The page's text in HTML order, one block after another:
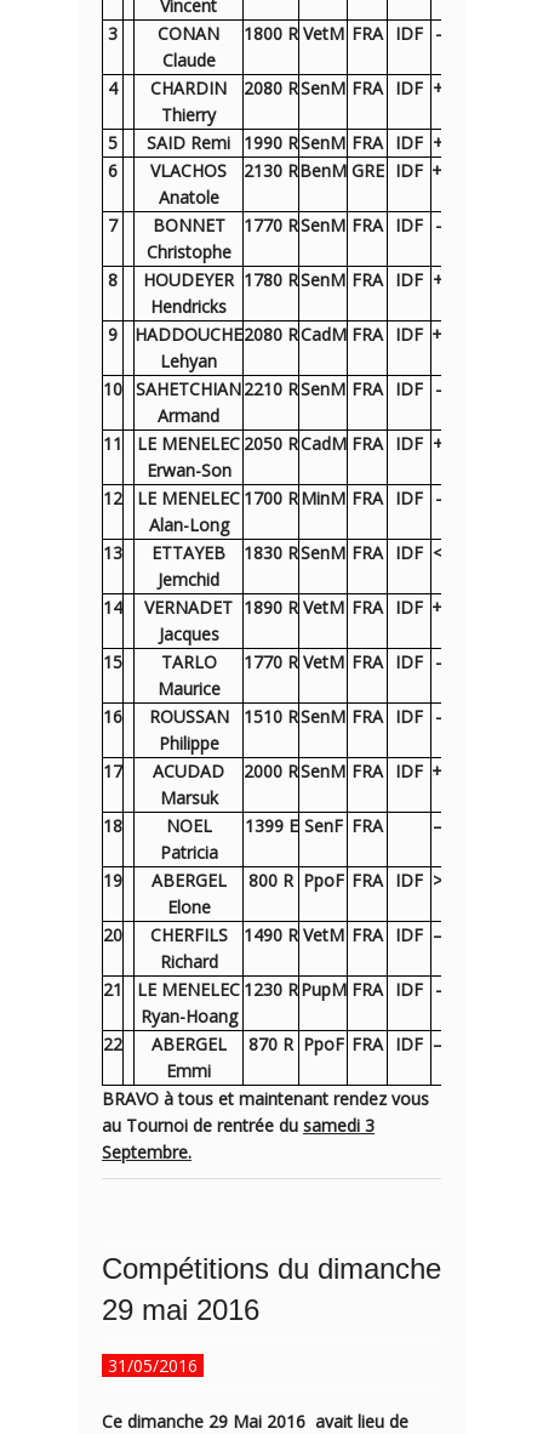
Vincent
3
CONAN
Claude
1800 R VetM FRA IDF – 1N
4
CHARDIN
Thierry
2080 RSenM FRA IDF + 12B
5 SAID Remi 1990 RSenM FRA IDF + 21B
6
VLACHOS
Anatole
2130 RBenM GRE IDF + 15N
7
BONNET
Christophe
1770 RSenM FRA IDF – 2N
8
HOUDEYER
Hendricks
1780 RSenM FRA IDF + 10B
9
HADDOUCHE
Lehyan
2080 RCadM FRA IDF + 16N
10 SAHETCHIAN
Armand
2210 RSenM FRA IDF – 8N
11
LE MENELEC
Erwan-Son
2050 RCadM FRA IDF + 20B
12
LE MENELEC
Alan-Long
1700 RMinM FRA IDF – 4N
13
ETTAYEB
Jemchid
1830 RSenM FRA IDF < 19B
14
VERNADET
Jacques
1890 R VetM FRA IDF + 22N
15
TARLO
Maurice
1770 R VetM FRA IDF – 6B
16
ROUSSAN
Philippe
1510 RSenM FRA IDF – 9B
17
ACUDAD
Marsuk
2000 RSenM FRA IDF + 18N
18
NOEL
Patricia
1399 E SenF FRA – 17B
19
ABERGEL
Elone
800 R PpoF FRA IDF > 13N
20
CHERFILS
Richard
1490 R VetM FRA IDF – 11N
21
LE MENELEC
Ryan-Hoang
1230 RPupM FRA IDF – 5N
22
ABERGEL
Emmi
870 R PpoF FRA IDF – 14B
BRAVO à tous et maintenant rendez vous
au Tournoi de rentrée du samedi 3
Septembre.
Compétitions du dimanche
29 mai 2016
31/05/2016
Ce dimanche 29 Mai 2016 avait lieu de